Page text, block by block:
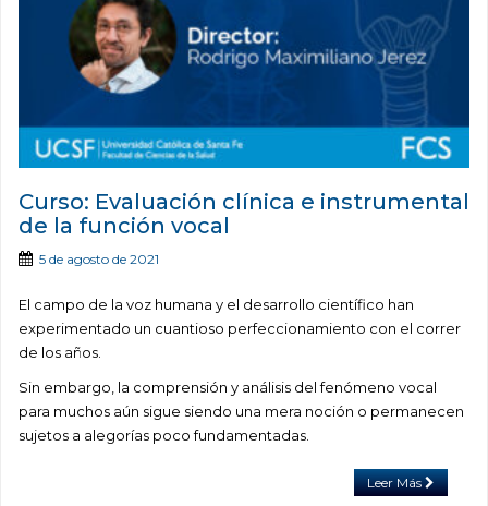
Curso: Evaluación clínica e instrumental
de la función vocal
5 de agosto de 2021
El campo de la voz humana y el desarrollo científico han
experimentado un cuantioso perfeccionamiento con el correr
de los años.
Sin embargo, la comprensión y análisis del fenómeno vocal
para muchos aún sigue siendo una mera noción o permanecen
sujetos a alegorías poco fundamentadas.
Leer Más